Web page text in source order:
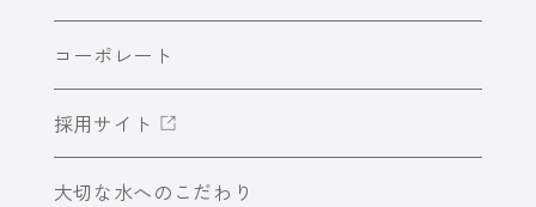
コーポレート
採用サイト
大切な水へのこだわり